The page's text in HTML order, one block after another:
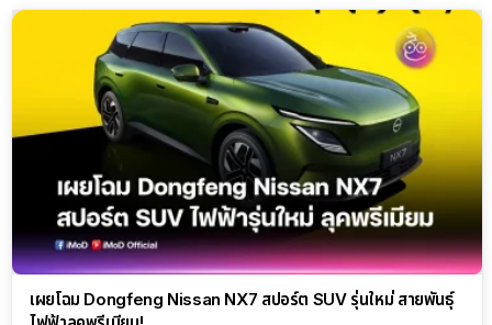
เผยโฉม Dongfeng Nissan NX7 สปอร์ต SUV รุ่นใหม่ สายพันธุ์